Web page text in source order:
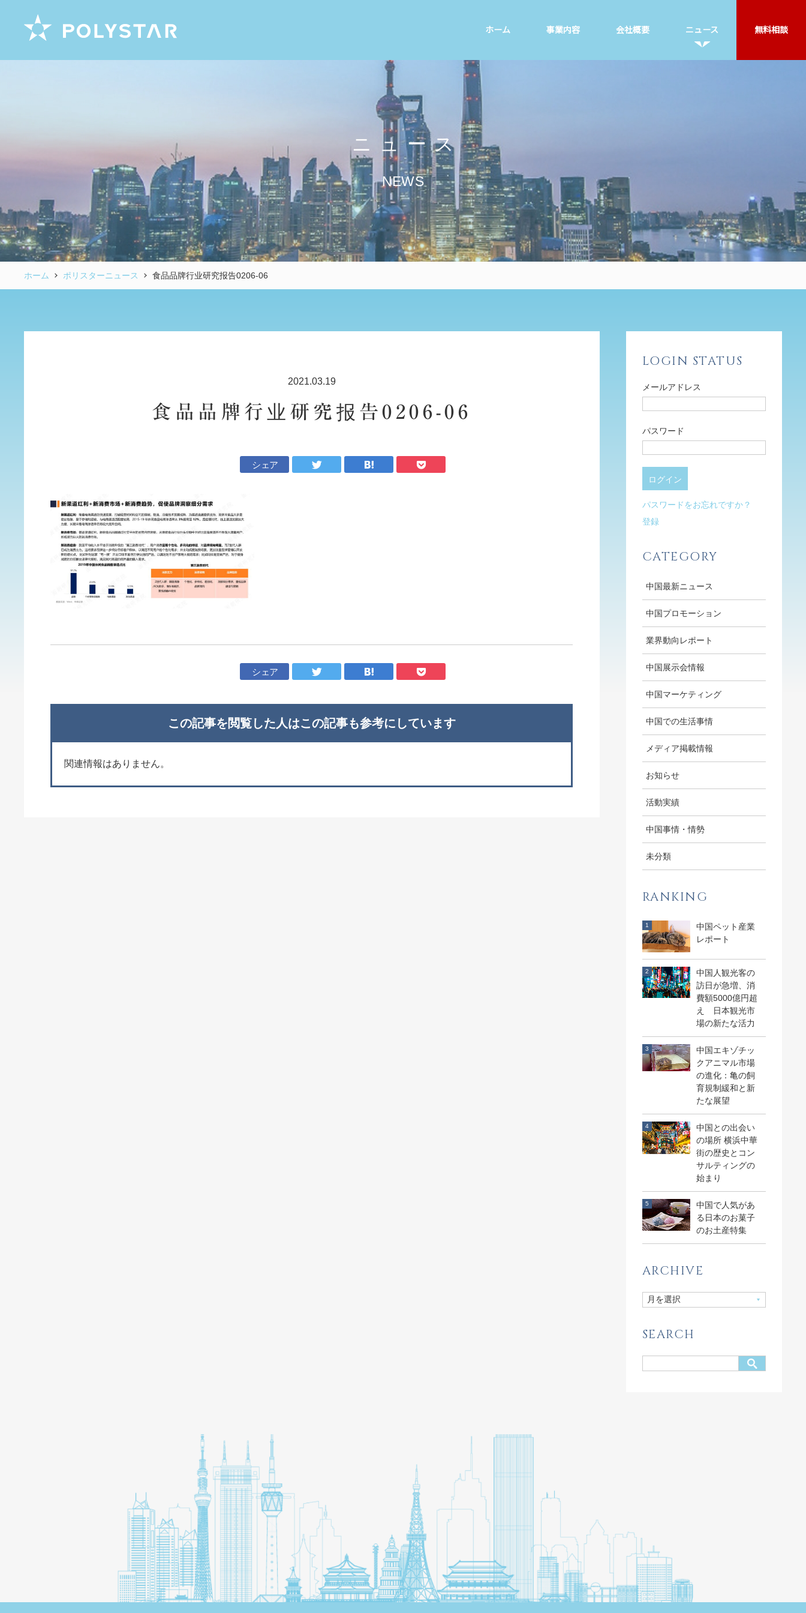
ホーム 事業内容 会社概要 ニュース 無料相談
ニュース
NEWS
ホーム ポリスターニュース 食品品牌行业研究报告0206-06
2021.03.19
食品品牌行业研究报告0206-06
シェア
シェア
この記事を閲覧した人はこの記事も参考にしています
関連情報はありません。
LOGIN STATUS
メールアドレス
パスワード
パスワードをお忘れですか？
登録
CATEGORY
中国最新ニュース
中国プロモーション
業界動向レポート
中国展示会情報
中国マーケティング
中国での生活事情
メディア掲載情報
お知らせ
活動実績
中国事情・情勢
未分類
RANKING
中国ペット産業
レポート
中国人観光客の
訪日が急増、消
費額5000億円超
え 日本観光市
場の新たな活力
中国エキゾチッ
クアニマル市場
の進化：亀の飼
育規制緩和と新
たな展望
中国との出会い
の場所 横浜中華
街の歴史とコン
サルティングの
始まり
中国で人気があ
る日本のお菓子
のお土産特集
ARCHIVE
SEARCH